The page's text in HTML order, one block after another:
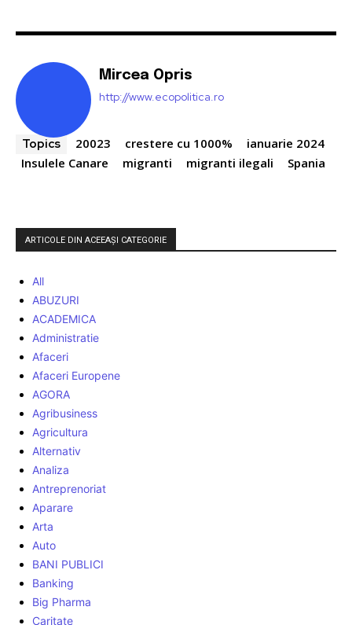
Mircea Opris
http://www.ecopolitica.ro
Topics 20023 crestere cu 1000%
ianuarie 2024
Insulele Canare
migranti migranti ilegali Spania
ARTICOLE DIN ACEEAȘI CATEGORIE
All
ABUZURI
ACADEMICA
Administratie
Afaceri
Afaceri Europene
AGORA
Agribusiness
Agricultura
Alternativ
Analiza
Antreprenoriat
Aparare
Arta
Auto
BANI PUBLICI
Banking
Big Pharma
Caritate